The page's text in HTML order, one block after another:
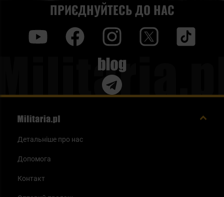
ПРИЄДНУЙТЕСЬ ДО НАС
Blog
Детальніше про нас
Допомога
Контакт